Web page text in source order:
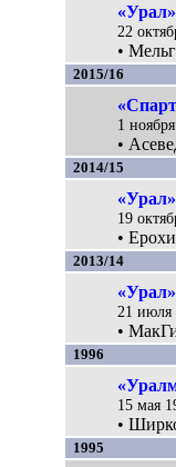
22
•
2015/16
1
•
2014/15
19
•
2013/14
21 июля
•
1996
15 мая
•
1995